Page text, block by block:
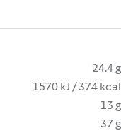
24.4 g
1570 kJ / 374 kcal
13 g
37 g